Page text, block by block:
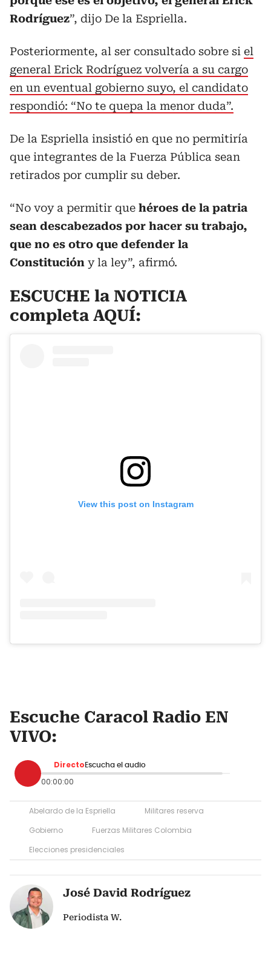
Rodríguez”, dijo De la Espriella.
Posteriormente, al ser consultado sobre si el
general Erick Rodríguez volvería a su cargo
en un eventual gobierno suyo, el candidato
respondió: “No te quepa la menor duda”.
De la Espriella insistió en que no permitiría
que integrantes de la Fuerza Pública sean
retirados por cumplir su deber.
“No voy a permitir que héroes de la patria
sean descabezados por hacer su trabajo,
que no es otro que defender la
Constitución y la ley”, afirmó.
ESCUCHE la NOTICIA
completa AQUÍ:
View this post on Instagram
Escuche Caracol Radio EN
VIVO:
Directo Escucha el audio
00:00:00
Abelardo de la Espriella
Militares reserva
Gobierno
Fuerzas Militares Colombia
Elecciones presidenciales
José David Rodríguez
Periodista W.